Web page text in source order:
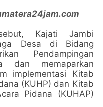
Kajati Jambi
Desa di Bidang
Pendampingan
dan memaparkan
implementasi Kitab
(KUHP) dan Kitab
Pidana (KUHAP)